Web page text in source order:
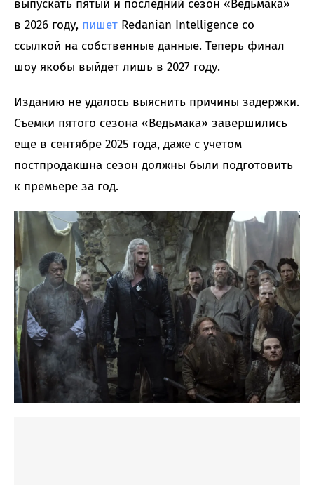
выпускать пятый и последний сезон «Ведьмака»
в 2026 году, пишет Redanian Intelligence со
ссылкой на собственные данные. Теперь финал
шоу якобы выйдет лишь в 2027 году.
Изданию не удалось выяснить причины задержки.
Съемки пятого сезона «Ведьмака» завершились
еще в сентябре 2025 года, даже с учетом
постпродакшна сезон должны были подготовить
к премьере за год.